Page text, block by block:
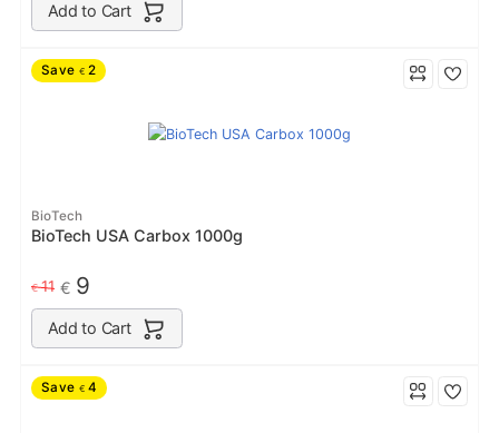
Add to Cart
Save € 2
BioTech
BioTech USA Carbox 1000g
€11 € 9
Add to Cart
Save € 4